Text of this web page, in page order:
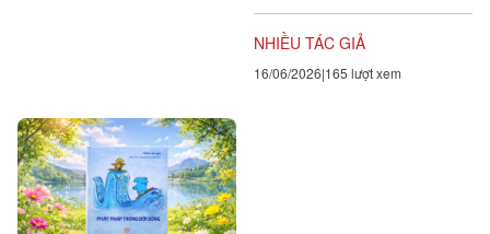
được. Thông...
NHIỀU TÁC GIẢ
16/06/2026 165 lượt xem